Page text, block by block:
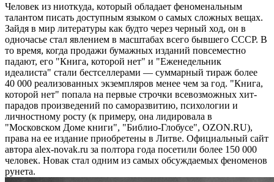
Человек из ниоткуда, который обладает феноменальным
талантом писать доступным языком о самых сложных вещах.
Зайдя в мир литературы как будто через черный ход, он в
одночасье стал явлением в масштабах всего бывшего СССР. В
то время, когда продажи бумажных изданий повсеместно
падают, его "Книга, которой нет" и "Еженедельник
идеалиста" стали бестселлерами — суммарный тираж более
40 000 реализованных экземпляров менее чем за год. "Книга,
которой нет" попала на первые строчки всевозможных хит-
парадов произведений по саморазвитию, психологии и
личностному росту (к примеру, она лидировала в
"Московском Доме книги", "Библио-Глобусе", OZON.RU),
права на ее издание приобретены в Литве. Официальный сайт
автора alex-novak.ru за полтора года посетили более 150 000
человек. Новак стал одним из самых обсуждаемых феноменов
рунета.